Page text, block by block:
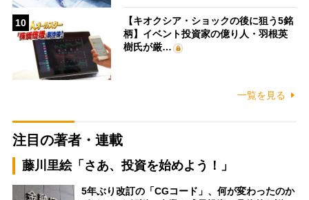
10
【キオクシア・ショックの後に狙う5銘
柄】イベント投資家の億り人・羽根英
樹氏が厳…
一覧を見る
注目の著者・連載
藤川里絵「さあ、投資を始めよう！」
5年ぶり改訂の「CGコード」、何が変わったのか